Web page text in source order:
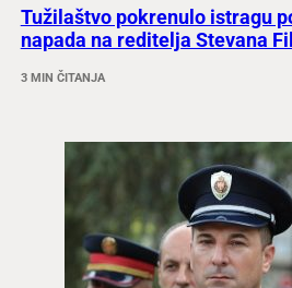
Tužilaštvo pokrenulo istragu
napada na reditelja Stevana
3 MIN ČITANJA